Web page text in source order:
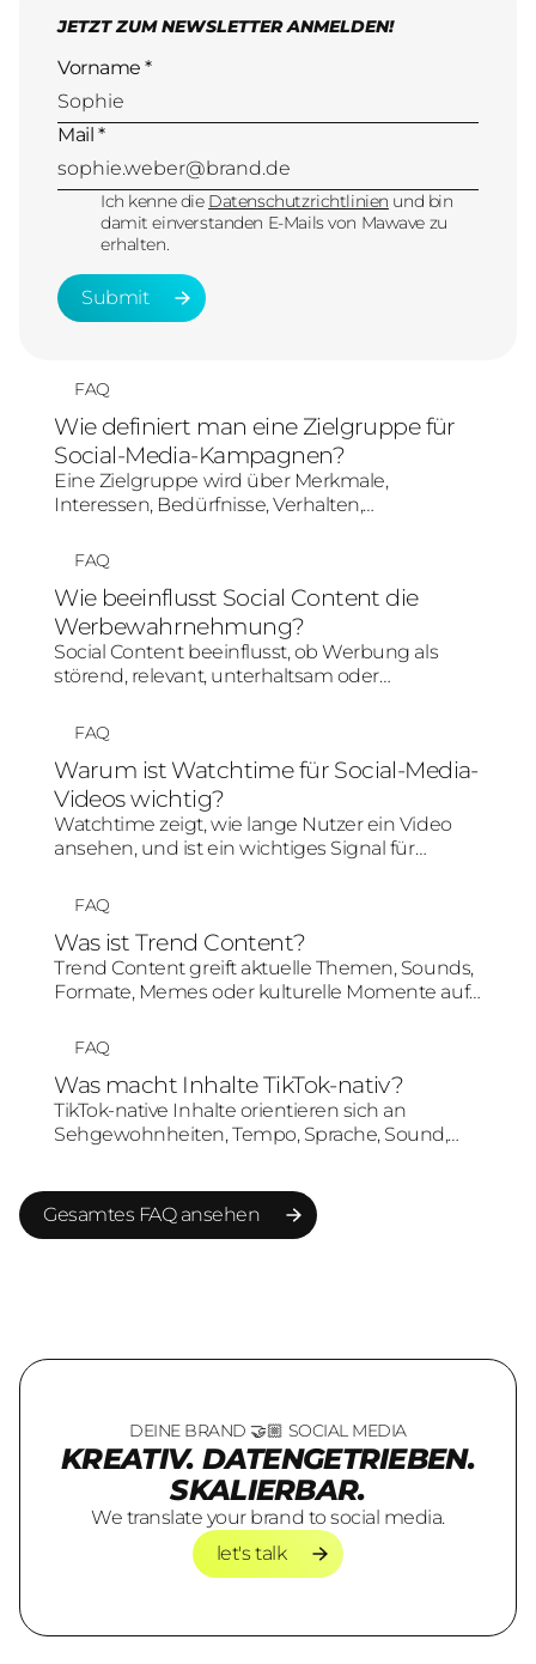
FAQ
Wie definiert man eine Zielgruppe für
Social-Media-Kampagnen?
Eine Zielgruppe wird über Merkmale,
Interessen, Bedürfnisse, Verhalten,
Entscheidungsphase definiert. Für Social-
Media-Kampagnen reicht Demografie allein
nicht aus; entscheidend ist, welche Inhalte und
Botschaften für diese Menschen relevant sind.
FAQ
Wie beeinflusst Social Content die
Werbewahrnehmung?
Social Content beeinflusst, ob Werbung als
störend, relevant, unterhaltsam oder
Plattformgerechte Inhalte und Creator-nahe
Formate können Werbewahrnehmung
verbessern, weil sie stärker an
Nutzungssituation und Zielgruppenerwartung
anschließen.
FAQ
Warum ist Watchtime für Social-Media-
Videos wichtig?
Watchtime zeigt, wie lange Nutzer ein Video
ansehen, und ist ein wichtiges Signal für
Watchtime kann organische Verbreitung,
Algorithmusbewertung und Creative-
Performance positiv beeinflussen.
FAQ
Was ist Trend Content?
Trend Content greift aktuelle Themen, Sounds,
Formate, Memes oder kulturelle Momente auf
Media-Inhalte. Entscheidend ist, dass der Trend
nicht nur kopiert, sondern sinnvoll mit
Zielgruppe und Markenbotschaft verbunden
wird.
FAQ
Was macht Inhalte TikTok-nativ?
TikTok-native Inhalte orientieren sich an
Sehgewohnheiten, Tempo, Sprache, Sound,
Content, der in der Plattformumgebung
verstanden und akzeptiert wird.
Gesamtes FAQ ansehen
JETZT ZUM NEWSLETTER ANMELDEN!
Vorname *
Mail *
Ich kenne die Datenschutzrichtlinien und bin
damit einverstanden E-Mails von Mawave zu
erhalten.
Submit
DEINE BRAND 🤝🏼 SOCIAL MEDIA
KREATIV. DATENGETRIEBEN.
SKALIERBAR.
We translate your brand to social media.
let's talk
let's talk